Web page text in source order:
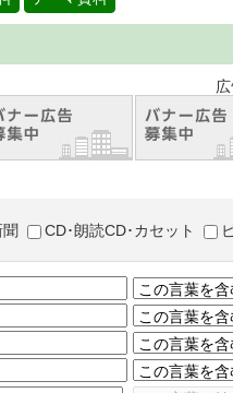
(バナー広告等につ
CD･朗読CD･カセット